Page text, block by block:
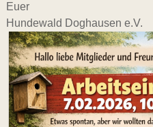
Euer
Hundewald Doghausen e.V.